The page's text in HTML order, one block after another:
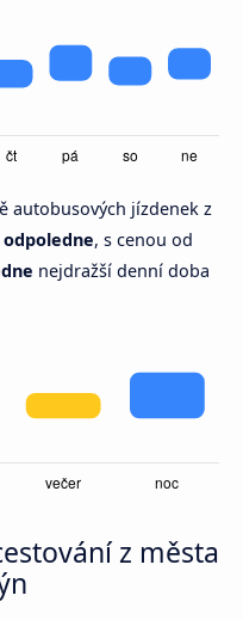
autobusových jízdenek z
odpoledne, s cenou od
nejdražší denní doba
z města